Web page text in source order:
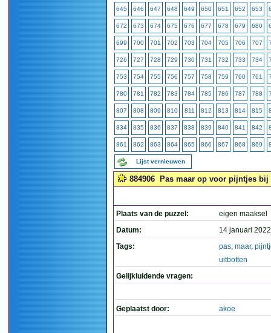
645 646 647 648 649 650 651 652 653
672 673 674 675 676 677 678 679 680
699 700 701 702 703 704 705 706 707
726 727 728 729 730 731 732 733 734
753 754 755 756 757 758 759 760 761
780 781 782 783 784 785 786 787 788
807 808 809 810 811 812 813 814 815
834 835 836 837 838 839 840 841 842
861 862 863 864 865 866 867 868 869
Lijst vernieuwen
884906 Pas maar op voor pijntjes bij
Plaats van de puzzel:
eigen maaksel
Datum:
14 januari
Tags:
pas, maar,
uitbotten
Gelijkluidende vragen:
Geplaatst door: akoe